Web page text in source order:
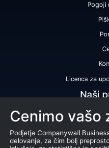
Pogoji
Licenca za
Naši
Certifikat
Cenimo vašo
Podjetje Companywall
delovanje, za čim bolj